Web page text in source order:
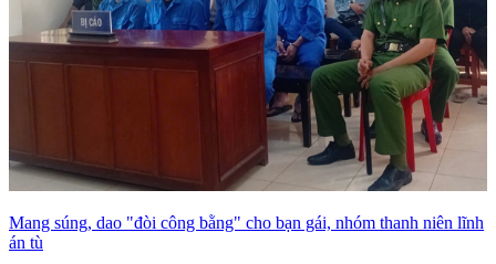
Mang súng, dao "đòi công bằng" cho bạn gái, nhóm thanh niên lĩnh
án tù